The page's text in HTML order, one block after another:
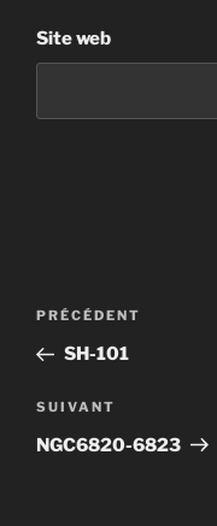
Site web
Navigation
l’article
Article
précédent
PRÉCÉDENT
SH-101
Article
suivant
SUIVANT
NGC6820-6823